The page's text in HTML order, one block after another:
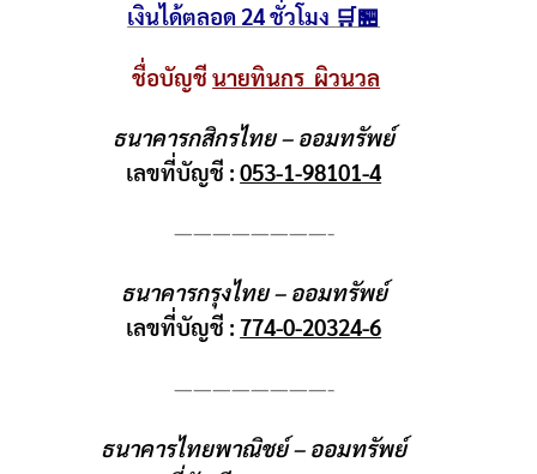
เงินได้ตลอด 24 ชั่วโมง 🛒🏪
ชื่อบัญชีนายทินกร ผิวนวล
ธนาคารกสิกรไทย – ออมทรัพย์
เลขที่บัญชี :053-1-98101-4
————————-
ธนาคารกรุงไทย – ออมทรัพย์
เลขที่บัญชี :774-0-20324-6
————————-
ธนาคารไทยพาณิชย์ – ออมทรัพย์